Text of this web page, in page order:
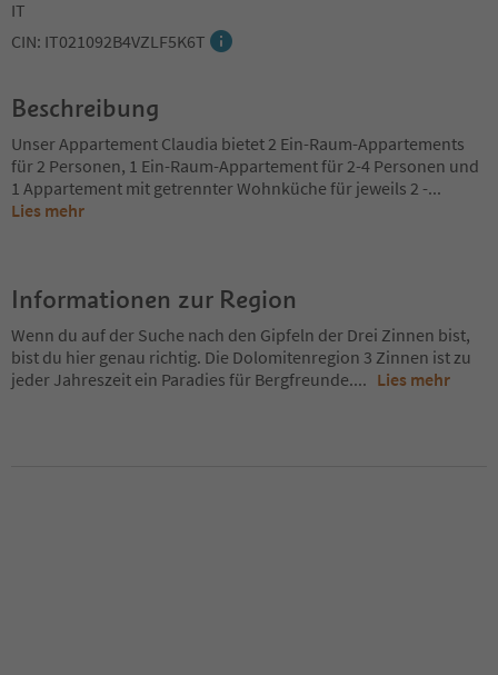
IT
CIN: IT021092B4VZLF5K6T
Beschreibung
Unser Appartement Claudia bietet 2 Ein-Raum-Appartements
für 2 Personen, 1 Ein-Raum-Appartement für 2-4 Personen und
1 Appartement mit getrennter Wohnküche für jeweils 2 -...
Lies mehr
Informationen zur Region
Wenn du auf der Suche nach den Gipfeln der Drei Zinnen bist,
bist du hier genau richtig. Die Dolomitenregion 3 Zinnen ist zu
jeder Jahreszeit ein Paradies für Bergfreunde.... Lies mehr